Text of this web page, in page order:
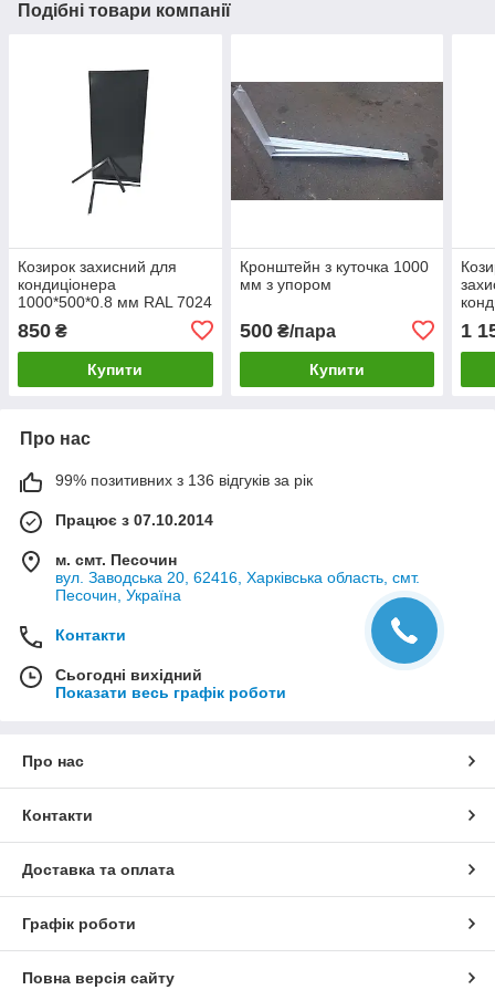
Подібні товари компанії
Козирок захисний для
кондиціонера
1000*500*0.8 мм RAL 7024
850 ₴
Купити
Кронштейн з куточка 1000
мм з упором
500₴/пара
Купити
1
Про нас
99% позитивних з 136 відгуків за рік
Працює з 07.10.2014
м. смт. Песочин
вул. Заводська 20, 62416, Харківська область, смт.
Песочин, Україна
Контакти
Сьогодні вихідний
Показати весь графік роботи
Про нас
Контакти
Доставка та оплата
Графік роботи
Повна версія сайту